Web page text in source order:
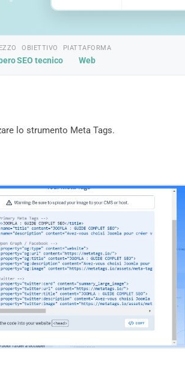
OBIETTIVO
SEO tecnico
PIATTAFORMA
Web
lo strumento Meta Tags.